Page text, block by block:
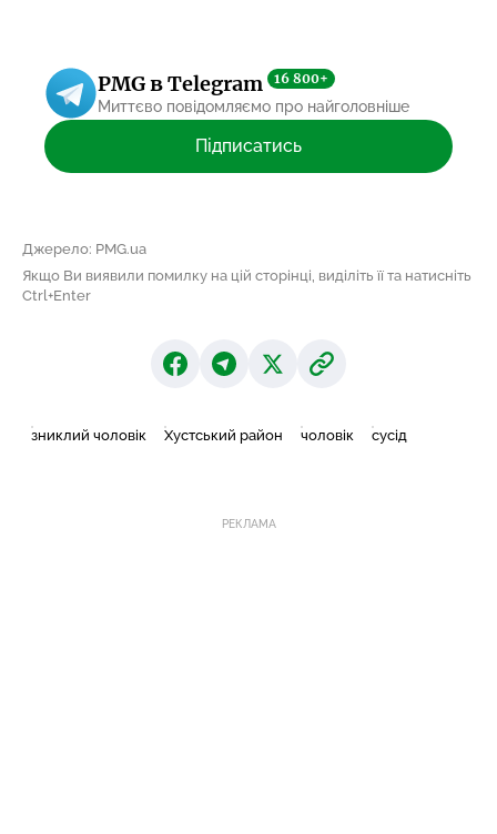
PMG в Telegram 16 800+
Миттєво повідомляємо про найголовніше
Підписатись
Джерело: PMG.ua
Якщо Ви виявили помилку на цій сторінці, виділіть її та натисніть
Ctrl+Enter
зниклий чоловік Хустський район чоловік сусід
РЕКЛАМА